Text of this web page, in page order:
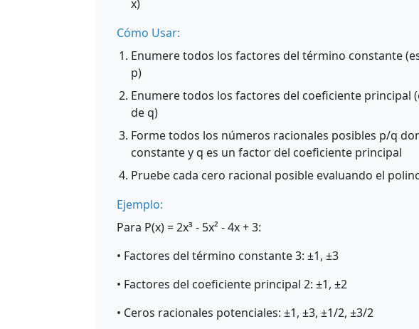
x)
Cómo Usar:
Enumere todos los factores del término constante
p)
Enumere todos los factores del coeficiente principal
de q)
Forme todos los números racionales posibles p/q
constante y q es un factor del coeficiente principal
Pruebe cada cero racional posible evaluando el
Ejemplo:
Para P(x) = 2x³ - 5x² - 4x + 3:
• Factores del término constante 3: ±1, ±3
• Factores del coeficiente principal 2: ±1, ±2
• Ceros racionales potenciales: ±1, ±3, ±1/2, ±3/2